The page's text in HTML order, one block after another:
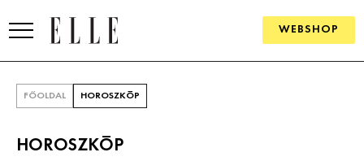
WEBSHOP
FŐOLDAL HOROSZKÓP
HOROSZKÓP